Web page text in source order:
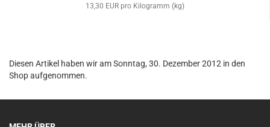
13,30 EUR pro Kilogramm (kg)
Diesen Artikel haben wir am Sonntag, 30. Dezember 2012 in den
Shop aufgenommen.